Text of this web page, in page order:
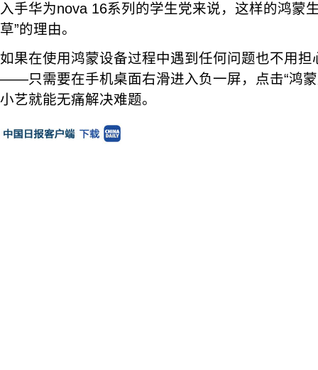
入手华为nova 16系列的学生党来说，这样的鸿蒙
草”的理由。
如果在使用鸿蒙设备过程中遇到任何问题也不用
——只需要在手机桌面右滑进入负一屏，点击“鸿
小艺就能无痛解决难题。